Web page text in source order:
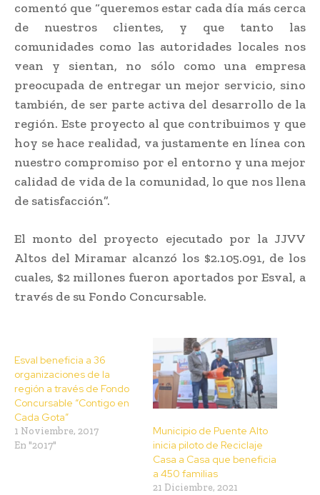
comentó que “queremos estar cada día más cerca
de nuestros clientes, y que tanto las
comunidades como las autoridades locales nos
vean y sientan, no sólo como una empresa
preocupada de entregar un mejor servicio, sino
también, de ser parte activa del desarrollo de la
región. Este proyecto al que contribuimos y que
hoy se hace realidad, va justamente en línea con
nuestro compromiso por el entorno y una mejor
calidad de vida de la comunidad, lo que nos llena
de satisfacción”.
El monto del proyecto ejecutado por la JJVV
Altos del Miramar alcanzó los $2.105.091, de los
cuales, $2 millones fueron aportados por Esval, a
través de su Fondo Concursable.
Esval beneficia a 36
organizaciones de la
región a través de Fondo
Concursable “Contigo en
Cada Gota”
1 Noviembre, 2017
En "2017"
Municipio de Puente Alto
inicia piloto de Reciclaje
Casa a Casa que beneficia
a 450 familias
21 Diciembre, 2021